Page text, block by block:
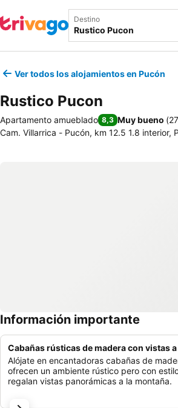
Destino
Ver todos los alojamientos en Pucón
Rustico Pucon
Apartamento amueblado 8,3 Muy bueno (
Cam. Villarrica - Pucón, km 12.5 1.8 interior,
Información importante
Cabañas rústicas de madera con vistas
Alójate en encantadoras cabañas de
ofrecen un ambiente rústico pero con
regalan vistas panorámicas a la montaña.